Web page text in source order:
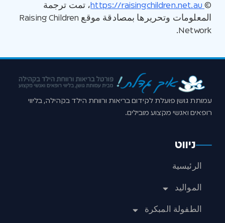
© ، تمت ترجمة
المعلومات وتحريرها بمصادقة موقع Raising Children
Network.
עמותת גושן פועלת לקידום בריאות ורווחת הילד בקהילה, בליווי
רופאים ואנשי מקצוע מובילים.
ניווט
الرئيسية
المواليد
الطفولة المبكرة